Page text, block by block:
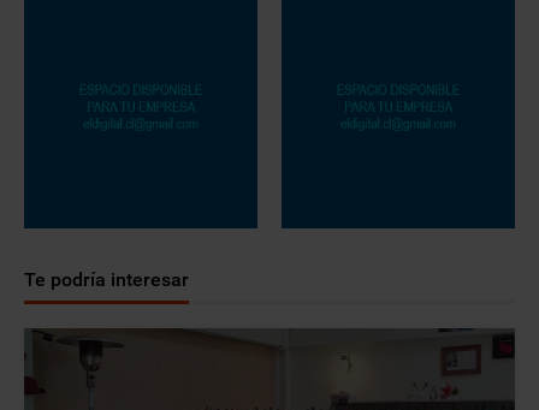
Te podría interesar